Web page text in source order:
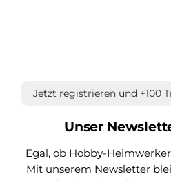
Jetzt registrieren und +100
Unser
Egal, ob Hobby-
Mit unserem Newsletter